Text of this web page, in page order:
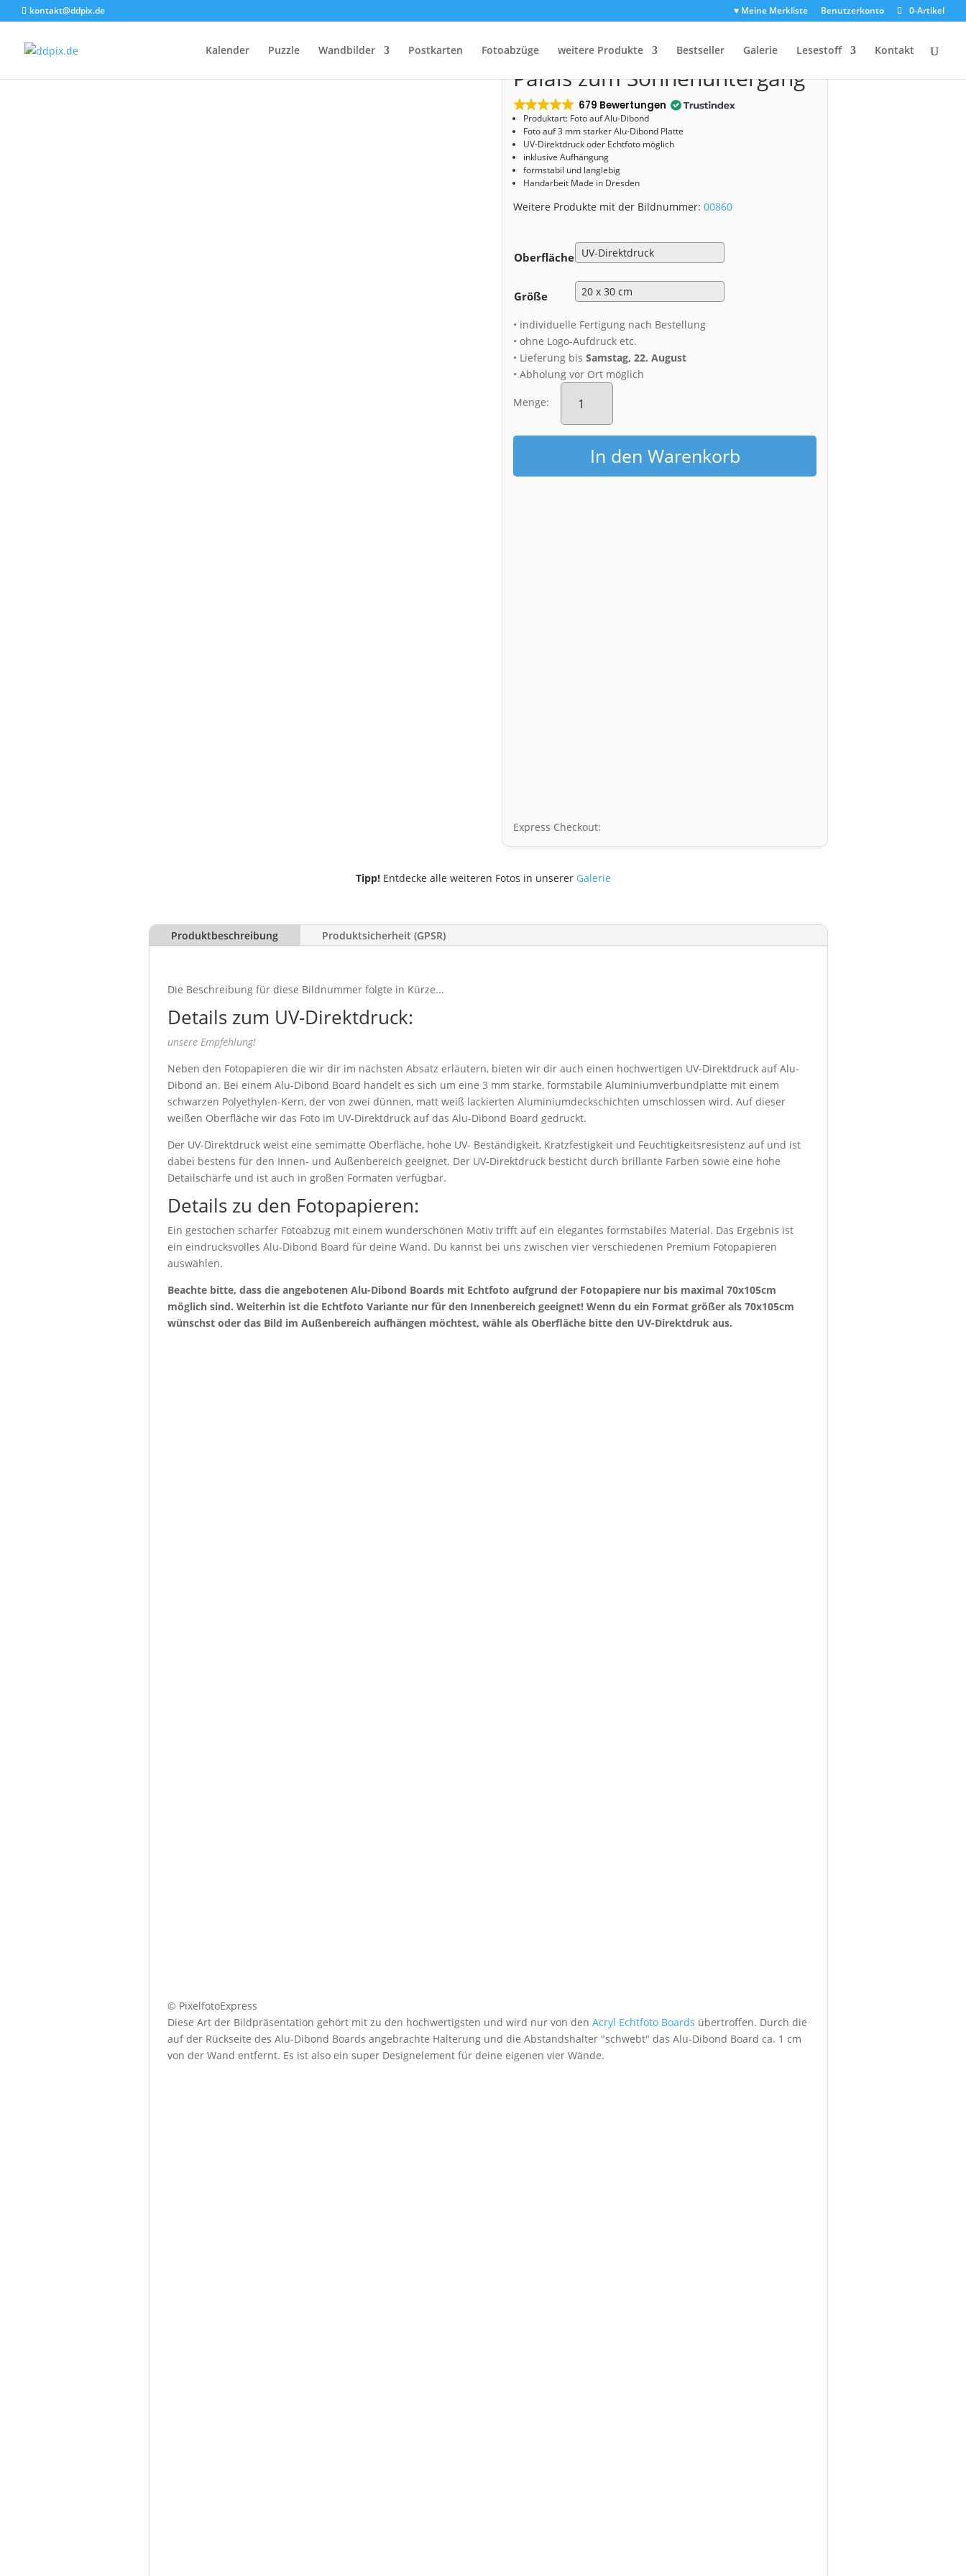
kontakt@ddpix.de ♥ Meine Merkliste Benutzerkonto 0-Artikel
Kalender Puzzle Wandbilder Postkarten Fotoabzüge weitere Produkte Bestseller Galerie Lesestoff Kontakt
Start/Shop/Alu-Dibond/ Alu-Dibond (00860) Palais zum Sonnenuntergang
Alu-Dibond (00860)
Palais zum Sonnenuntergang
679 Bewertungen
Produktart: Foto auf Alu-Dibond
Foto auf 3 mm starker Alu-Dibond Platte
UV-Direktdruck oder Echtfoto möglich
inklusive Aufhängung
formstabil und langlebig
Handarbeit Made in Dresden
Weitere Produkte mit der Bildnummer:00860
Oberfläche
Größe
• individuelle Fertigung nach Bestellung
• ohne Logo-Aufdruck etc.
• Lieferung bisSamstag, 22. August
• Abholung vor Ort möglich
Menge:
Alu-
Dibond
Palais
zum
Sonnenuntergang
MengeIn den Warenkorb
Express Checkout:
Tipp!Entdecke alle weiteren Fotos in unserer Galerie
Produktbeschreibung Produktsicherheit (GPSR)
Die Beschreibung für diese Bildnummer folgte in Kürze...
Details zum UV-Direktdruck:
unsere Empfehlung!
Neben den Fotopapieren die wir dir im nächsten Absatz erläutern, bieten wir dir auch einen hochwertigen UV-Direktdruck auf Alu-
Dibond an. Bei einem Alu-Dibond Board handelt es sich um eine 3 mm starke, formstabile Aluminiumverbundplatte mit einem
schwarzen Polyethylen-Kern, der von zwei dünnen, matt weiß lackierten Aluminiumdeckschichten umschlossen wird. Auf dieser
weißen Oberfläche wir das Foto im UV-Direktdruck auf das Alu-Dibond Board gedruckt.
Der UV-Direktdruck weist eine semimatte Oberfläche, hohe UV- Beständigkeit, Kratzfestigkeit und Feuchtigkeitsresistenz auf und ist
dabei bestens für den Innen- und Außenbereich geeignet. Der UV-Direktdruck besticht durch brillante Farben sowie eine hohe
Detailschärfe und ist auch in großen Formaten verfügbar.
Details zu den Fotopapieren:
Ein gestochen scharfer Fotoabzug mit einem wunderschönen Motiv trifft auf ein elegantes formstabiles Material. Das Ergebnis ist
ein eindrucksvolles Alu-Dibond Board für deine Wand. Du kannst bei uns zwischen vier verschiedenen Premium Fotopapieren
auswählen.
Beachte bitte, dass die angebotenen Alu-Dibond Boards mit Echtfoto aufgrund der Fotopapiere nur bis maximal 70x105cm
möglich sind. Weiterhin ist die Echtfoto Variante nur für den Innenbereich geeignet! Wenn du ein Format größer als 70x105cm
wünschst oder das Bild im Außenbereich aufhängen möchtest, wähle als Oberfläche bitte den UV-Direktdruk aus.
© PixelfotoExpress
Diese Art der Bildpräsentation gehört mit zu den hochwertigsten und wird nur von den Acryl Echtfoto Boards übertroffen. Durch die
auf der Rückseite des Alu-Dibond Boards angebrachte Halterung und die Abstandshalter "schwebt" das Alu-Dibond Board ca. 1 cm
von der Wand entfernt. Es ist also ein super Designelement für deine eigenen vier Wände.